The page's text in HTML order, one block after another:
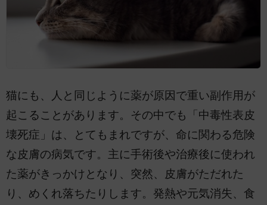
猫にも、人と同じように薬が原因で重い副作用が
起こることがあります。その中でも「中毒性表皮
壊死症」は、とてもまれですが、命に関わる危険
な皮膚の病気です。主に手術後や治療後に使われ
た薬がきっかけとなり、突然、皮膚がただれた
り、めくれ落ちたりします。発熱や元気消失、食